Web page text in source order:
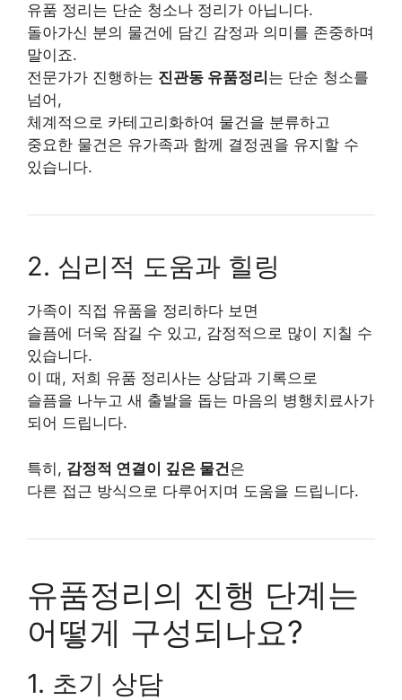
유품 정리는 단순 청소나 정리가 아닙니다.
돌아가신 분의 물건에 담긴 감정과 의미를 존중하며
말이죠.
전문가가 진행하는 진관동 유품정리 는 단순 청소를
넘어,
체계적으로 카테고리화하여 물건을 분류하고
중요한 물건은 유가족과 함께 결정권을 유지할 수
있습니다.
2. 심리적 도움과 힐링
가족이 직접 유품을 정리하다 보면
슬픔에 더욱 잠길 수 있고, 감정적으로 많이 지칠 수
있습니다.
이 때, 저희 유품 정리사는 상담과 기록으로
슬픔을 나누고 새 출발을 돕는 마음의 병행치료사가
되어 드립니다.
특히, 감정적 연결이 깊은 물건은
다른 접근 방식으로 다루어지며 도움을 드립니다.
유품정리의 진행 단계는
어떻게 구성되나요?
1. 초기 상담